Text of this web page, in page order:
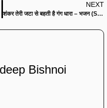
NEXT
शंकर तेरी जटा से बहती है गंग धारा – भजन (Shankar Teri Jata Se Behti Hai Gang Dhara)
Bishnoi